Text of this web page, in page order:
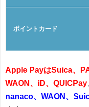
ポイントカード
Apple PayはSuica、
WAON、iD、QUICPay
nanaco、WAON、